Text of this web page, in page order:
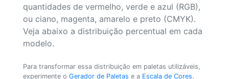
quantidades de vermelho, verde e azul (RGB),
ou ciano, magenta, amarelo e preto (CMYK).
Veja abaixo a distribuição percentual em cada
modelo.
Para transformar essa distribuição em paletas utilizáveis,
experimente o Gerador de Paletas e a Escala de Cores.